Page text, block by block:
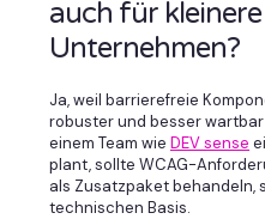
auch für kleinere
Unternehmen?
Ja, weil barrierefreie
robuster und besser wartbar
einem Team wie DEV sense
plant, sollte WCAG-
als Zusatzpaket behandeln,
technischen Basis.